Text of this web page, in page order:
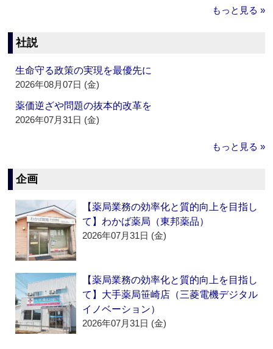
もっと見る »
社説
生命守る政策の実現を最優先に
2026年08月07日 (金)
薬価逆ざや問題の抜本的改革を
2026年07月31日 (金)
もっと見る »
企画
【薬局業務の効率化と質的向上を目指し
て】わかば薬局（東邦薬品）
2026年07月31日 (金)
【薬局業務の効率化と質的向上を目指し
て】大手薬局笹崎店（三菱電機デジタル
イノベーション）
2026年07月31日 (金)